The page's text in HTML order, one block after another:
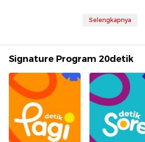
Selengkapnya
Signature Program 20detik